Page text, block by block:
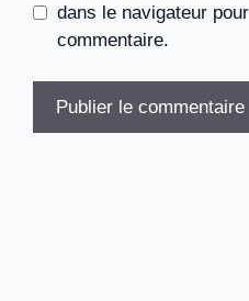
dans le navigateur
commentaire.